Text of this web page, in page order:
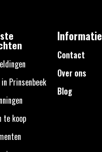
in Prinsenbeek
te koop
Informatie
Contact
Over ons
Blog